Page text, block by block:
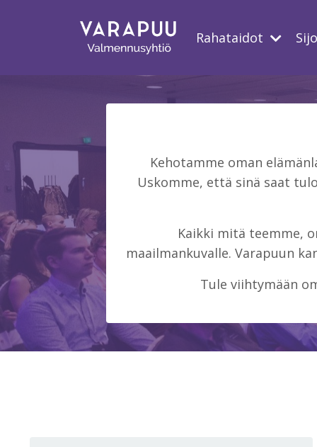
Rahataidot
Kehotamme oman
Uskomme, että sinä saat
Kaikki mitä teemme,
maailmankuvalle. Varapuun
Tule viihtymään